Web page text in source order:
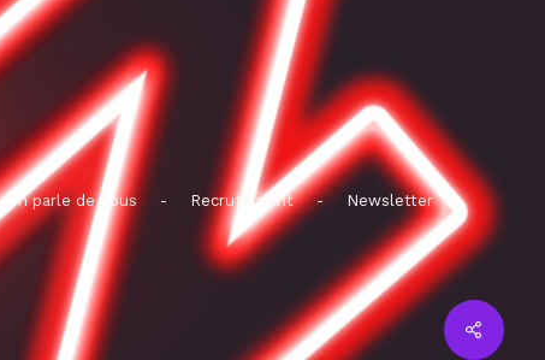
On parle de nous - Recrutement - Newsletter